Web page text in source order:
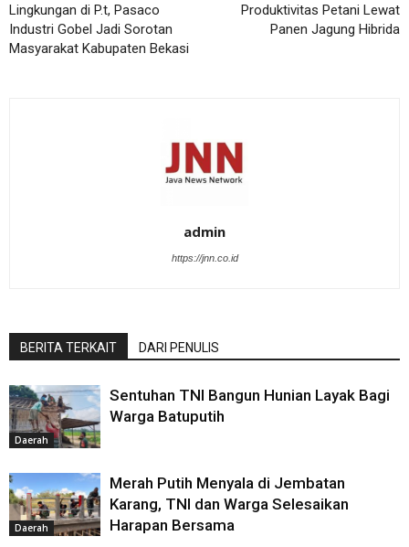
Lingkungan di P.t, Pasaco
Industri Gobel Jadi Sorotan
Masyarakat Kabupaten Bekasi
Produktivitas Petani Lewat
Panen Jagung Hibrida
admin
https://jnn.co.id
BERITA TERKAIT DARI PENULIS
Daerah
Sentuhan TNI Bangun Hunian Layak Bagi
Warga Batuputih
Daerah
Merah Putih Menyala di Jembatan
Karang, TNI dan Warga Selesaikan
Harapan Bersama